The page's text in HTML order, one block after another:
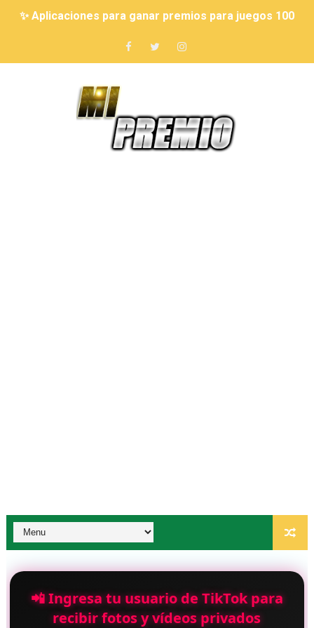
CÓMO GANAR RUBUX GRATIS ✨ MÉTODOS NUEVOS Y
🤑 7 Juegos que Permiten Ganar Dinero Real 🎮💰
7 JUEGOS QUE TE PUEDEN HACER MILLONARIO 💰
✨ Aplicaciones para ganar premios para juegos 100%
📲 Ingresa tu usuario de TikTok para
recibir fotos y vídeos privados